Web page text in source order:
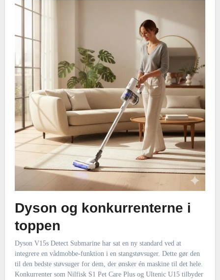
Dyson og konkurrenterne i
toppen
Dyson V15s Detect Submarine har sat en ny standard ved at
integrere en vådmobbe-funktion i en stangstøvsuger. Dette gør den
til den bedste støvsuger for dem, der ønsker én maskine til det hele.
Konkurrenter som Nilfisk S1 Pet Care Plus og Ultenic U15 tilbyder